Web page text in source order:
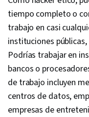
System
Data
tiempo completo o
trabajo en casi
instituciones
Podrías trabajar en
bancos o
de trabajo incluyen
centros de datos,
empresas de